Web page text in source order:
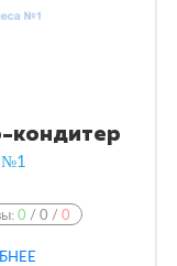
кондитер
№1
0 /0 /0